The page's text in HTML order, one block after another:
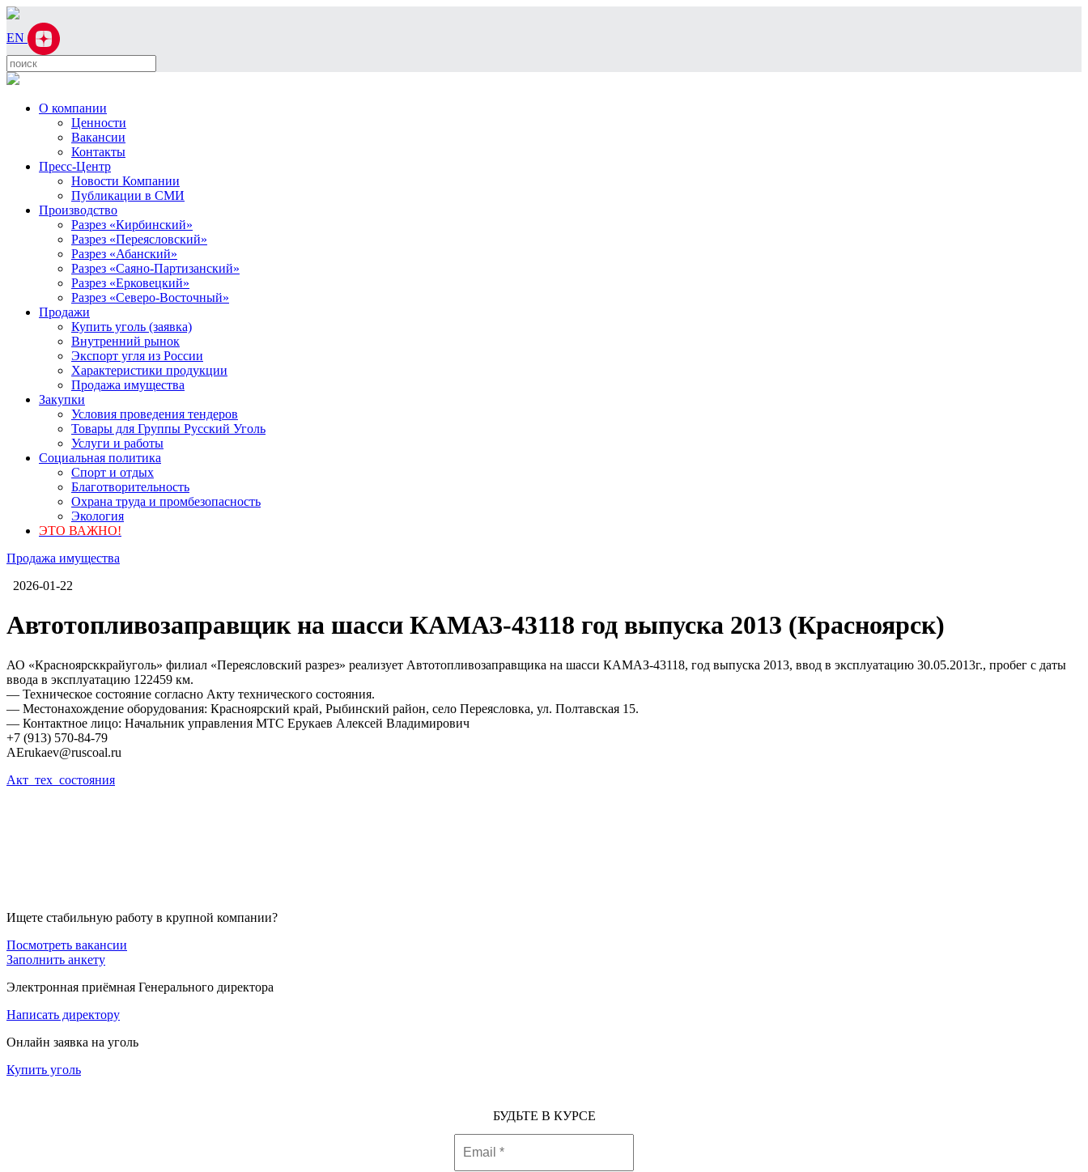
EN
О компании
Ценности
Вакансии
Контакты
Пресс-Центр
Новости Компании
Публикации в СМИ
Производство
Разрез «Кирбинский»
Разрез «Переясловский»
Разрез «Абанский»
Разрез «Саяно-Партизанский»
Разрез «Ерковецкий»
Разрез «Северо-Восточный»
Продажи
Купить уголь (заявка)
Внутренний рынок
Экспорт угля из России
Характеристики продукции
Продажа имущества
Закупки
Условия проведения тендеров
Товары для Группы Русский Уголь
Услуги и работы
Социальная политика
Спорт и отдых
Благотворительность
Охрана труда и промбезопасность
Экология
ЭТО ВАЖНО!
Продажа имущества
2026-01-22
Автотопливозаправщик на шасси КАМАЗ-43118 год выпуска 2013 (Красноярск)
АО «Красноярсккрайуголь» филиал «Переясловский разрез» реализует Автотопливозаправщика на шасси КАМАЗ-43118, год выпуска 2013, ввод в эксплуатацию 30.05.2013г., пробег с даты
ввода в эксплуатацию 122459 км.
— Техническое состояние согласно Акту технического состояния.
— Местонахождение оборудования: Красноярский край, Рыбинский район, село Переясловка, ул. Полтавская 15.
— Контактное лицо: Начальник управления МТС Ерукаев Алексей Владимирович
+7 (913) 570-84-79
AErukaev@ruscoal.ru
Акт_тех_состояния
Ищете стабильную работу в крупной компании?
Посмотреть вакансии
Заполнить анкету
Электронная приёмная Генерального директора
Написать директору
Онлайн заявка на уголь
Купить уголь
БУДЬТЕ В КУРСЕ